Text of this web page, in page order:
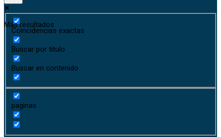
Más resultados
Coincidencias exactas
Buscar por título
Buscar en contenido
paginas